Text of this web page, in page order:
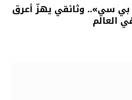
سي».. وثائقي يهزّ أعرق
العالم